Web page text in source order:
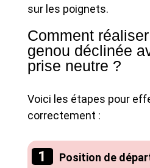
sur les poignets.
Comment
genou déclinée
prise neutre ?
Voici les étapes pour
correctement :
Position de